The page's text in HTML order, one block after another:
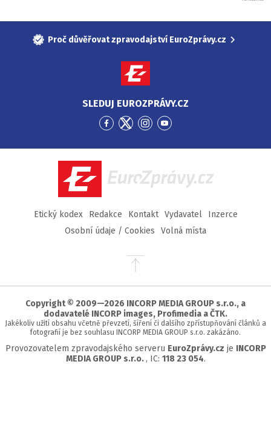
Proč důvěřovat zpravodajství EuroZprávy.cz
SLEDUJ EUROZPRÁVY.CZ
Přejít
Facebook
Přejít
Twitter
Přejít
Instagram
Přejít
YouTube
EuroZprávy.cz
Etický kodex Redakce Kontakt Vydavatel
Inzerce
Osobní údaje / Cookies
Volná místa
Přejít
stránky
Copyright © 2009—2026 INCORP MEDIA GROUP s.r.o., a
dodavatelé INCORP images, Profimedia a ČTK.
Jakékoliv užití obsahu včetně převzetí, šíření či dalšího zpřístupňování článků a
fotografií je bez souhlasu INCORP MEDIA GROUP s.r.o. zakázáno.
Provozovatelem zpravodajského serveru EuroZprávy.cz je INCORP
MEDIA GROUP s.r.o. , IC: 118 23 054.